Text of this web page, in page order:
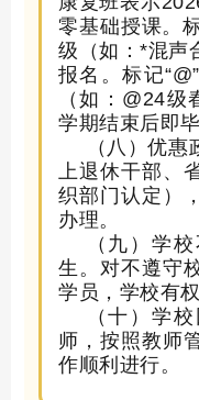
零基础授课。
级（如：*混声
报名。标记
（如：@24
学期结束后即毕
（ 八 ）优惠
上退休干部、
织部门认定）
办理。
（ 九 ）学
生。对不遵守
学员，学校有权
（十）学
师，按照教师
作顺利进行。